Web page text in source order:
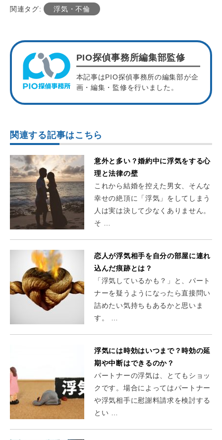
関連タグ: 浮気・不倫
PIO探偵事務所編集部監修
本記事はPIO探偵事務所の編集部が企
画・編集・監修を行いました。
関連する記事はこちら
意外と多い？婚約中に浮気をする心
理と法律の壁
これから結婚を控えた男女、そんな
幸せの絶頂に「浮気」をしてしまう
人は実は決して少なくありません。
そ …
恋人が浮気相手を自分の部屋に連れ
込んだ痕跡とは？
「浮気しているかも？」と、パート
ナーを疑うようになったら直接問い
詰めたい気持ちもあるかと思いま
す。 …
浮気には時効はいつまで？時効の延
期や中断はできるのか？
パートナーの浮気は、とてもショッ
クです。場合によってはパートナー
や浮気相手に慰謝料請求を検討する
とい …